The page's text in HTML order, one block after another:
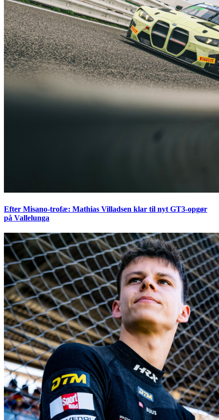
Efter Misano-trofæ: Mathias Villadsen klar til nyt GT3-opgør
på Vallelunga